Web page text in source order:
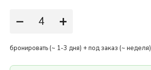
− +
бронировать (~ 1-3 дня) + под заказ (~ неделя)